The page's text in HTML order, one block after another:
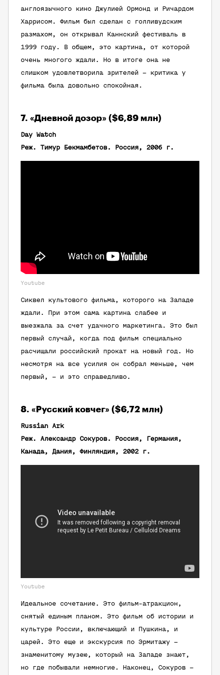
англоязычного кино Джулией Ормонд и Ричардом
Харрисом. Фильм был сделан с голливудским
размахом, он открывал Каннский фестиваль в
1999 году. В общем, это картина, от которой
очень многого ждали. Но в итоге она не
слишком удовлетворила зрителей – критика у
фильма была довольно спокойная.
7. «Дневной дозор» ($6,89 млн)
Day Watch
Реж. Тимур Бекмамбетов. Россия, 2006 г.
Youtube
Сиквел культового фильма, которого на Западе
ждали. При этом сама картина слабее и
выезжала за счет удачного маркетинга. Это был
первый случай, когда под фильм специально
расчищали российский прокат на новый год. Но
несмотря на все усилия он собрал меньше, чем
первый, – и это справедливо.
8. «Русский ковчег» ($6,72 млн)
Russian Ark
Реж. Александр Сокуров. Россия, Германия,
Канада, Дания, Финляндия, 2002 г.
Youtube
Идеальное сочетание. Это фильм-атракцион,
снятый единым планом. Это фильм об истории и
культуре России, включающий и Пушкина, и
царей. Это еще и экскурсия по Эрмитажу –
знаменитому музею, который на Западе знают,
но где побывали немногие. Наконец, Сокуров –